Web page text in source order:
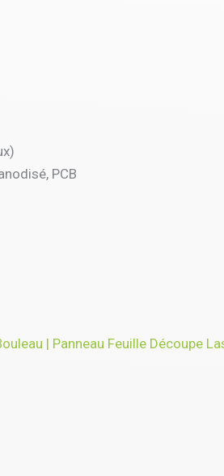
PCB
| Panneau Feuille Découpe